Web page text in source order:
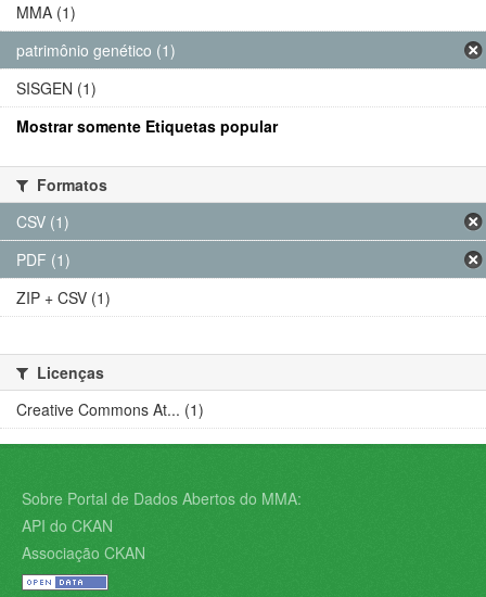
MMA (1)
patrimônio genético (1)
SISGEN (1)
Mostrar somente Etiquetas popular
Formatos
CSV (1)
PDF (1)
ZIP + CSV (1)
Licenças
Creative Commons At... (1)
Sobre Portal de Dados Abertos do MMA:
API do CKAN
Associação CKAN